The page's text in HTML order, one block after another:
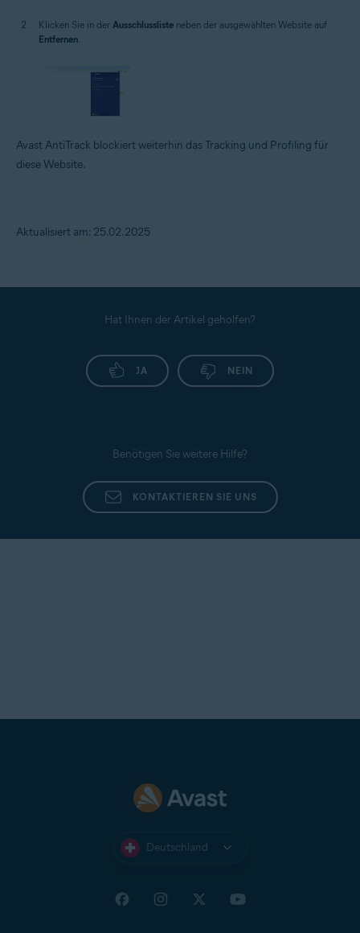
Klicken Sie in der Ausschlussliste neben der ausgewählten Website auf
Entfernen
Avast AntiTrack blockiert weiterhin das Tracking und Profiling für
diese Website.
Aktualisiert am: 25.02.2025
Hat Ihnen der Artikel geholfen?
JA NEIN
Benötigen Sie weitere Hilfe?
KONTAKTIEREN SIE UNS
Deutschland